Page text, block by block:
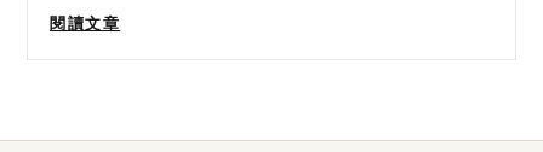
認識的地方，也可能是顧客比較方案、建立信任、提出詢
閱讀文章